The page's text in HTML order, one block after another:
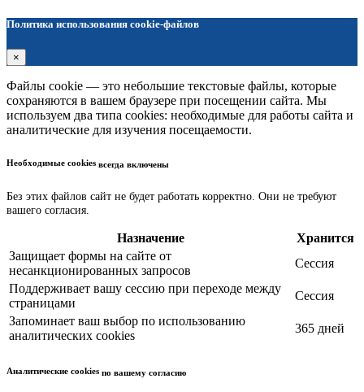
Политика использования cookie-файлов
×
Файлы cookie — это небольшие текстовые файлы, которые
сохраняются в вашем браузере при посещении сайта. Мы
используем два типа cookies: необходимые для работы сайта и
аналитические для изучения посещаемости.
Необходимые cookies всегда включены
Без этих файлов сайт не будет работать корректно. Они не требуют
вашего согласия.
Назначение
Хранится
Защищает формы на сайте от
несанкционированных запросов
Сессия
Поддерживает вашу сессию при переходе между
страницами
Сессия
Запоминает ваш выбор по использованию
аналитических cookies
365 дней
Аналитические cookies по вашему согласию